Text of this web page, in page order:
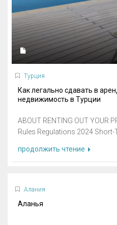
Турция
Как легально сдавать в
недвижимость в Турции
ABOUT RENTING OUT YOUR
Rules Regulations 2024 Short-
продолжить чтение
Алания
Аланья